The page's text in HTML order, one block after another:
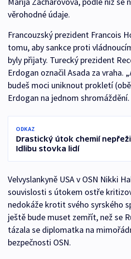
věrohodné údaje.
Francouzský prezident Francois
tomu, aby sankce proti
byly přijaty. Turecký prezident
Erdogan označil Asada za vraha.
budeš moci uniknout prokletí
Erdogan na jednom shromáždění.
ODKAZ
Drastický útok chemií
Idlibu stovka lidí
Velvyslankyně USA v OSN Nikki
souvislosti s útokem ostře
nedokáže krotit svého syrského
ještě bude muset zemřít, než se
tázala se diplomatka na
bezpečnosti OSN.